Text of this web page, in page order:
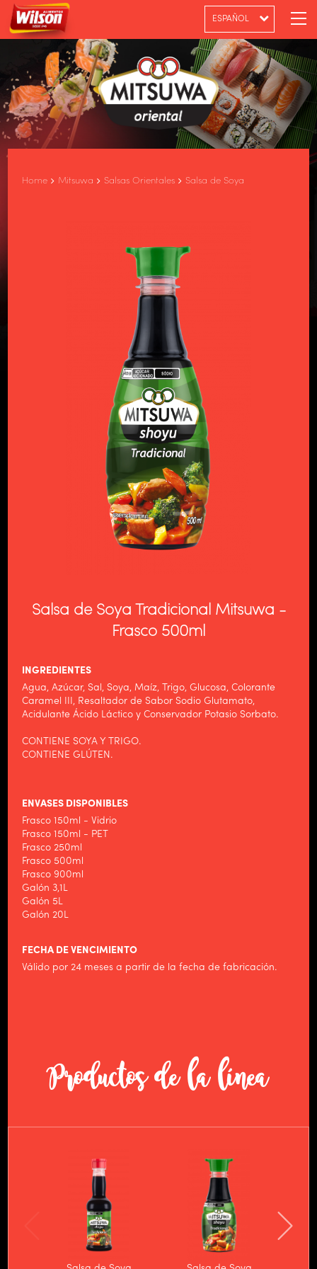
HOME
ALIMENTOS WILSON
PRODUCTOS
ESPAÑOL
PT-BR
ENGLISH
Home Mitsuwa Salsas Orientales Salsa de Soya
Salsa de Soya Tradicional Mitsuwa -
Frasco 500ml
INGREDIENTES
Agua, Azúcar, Sal, Soya, Maíz, Trigo, Glucosa, Colorante
Caramel III, Resaltador de Sabor Sodio Glutamato,
Acidulante Ácido Láctico y Conservador Potasio Sorbato.
CONTIENE SOYA Y TRIGO.
CONTIENE GLÚTEN.
ENVASES DISPONIBLES
Frasco 150ml - Vidrio
Frasco 150ml - PET
Frasco 250ml
Frasco 500ml
Frasco 900ml
Galón 3,1L
Galón 5L
Galón 20L
FECHA DE VENCIMIENTO
Válido por 24 meses a partir de la fecha de fabricación.
Productos de la línea